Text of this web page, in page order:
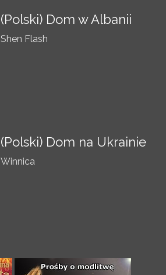
(Polski) Dom w Albanii
Shen Flash
(Polski) Dom na Ukrainie
Winnica